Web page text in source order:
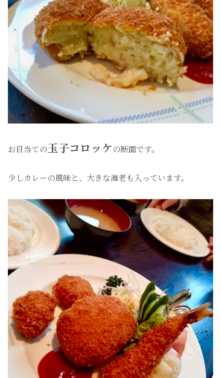
お目当ての玉子コロッケの断面です。
少しカレーの風味と、大きな海老も入っています。